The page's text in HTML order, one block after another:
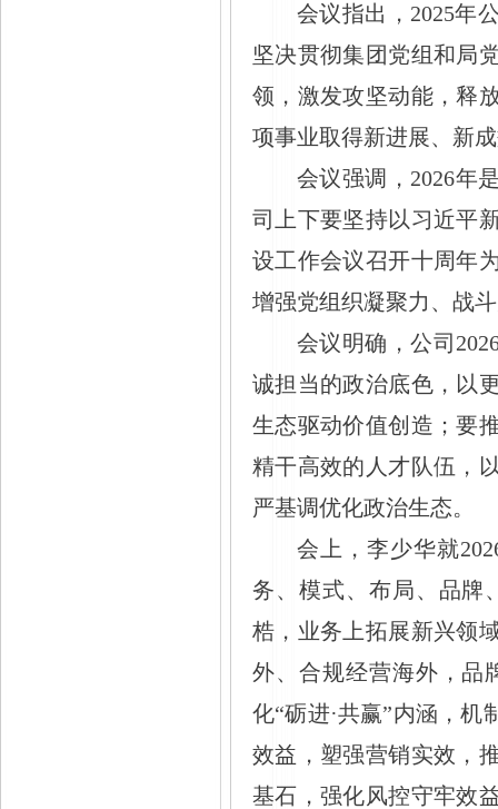
会议指出， 2025年
坚决贯彻集团党组和局
领，激发攻坚动能，释
项事业取得新进展、新
会议强调， 2026年
司上下要坚持以习近平
设工作会议召开十周年
增强党组织凝聚力、战
会议明确，公司
诚担当的政治底色，以
生态驱动价值创造；要
精干高效的人才队伍，
严基调优化政治生态。
会上，李少华就
务、模式、布局、品牌
梏，业务上拓展新兴领
外、合规经营海外，品
化“砺进·共赢”内涵，
效益，塑强营销实效，
基石，强化风控守牢效